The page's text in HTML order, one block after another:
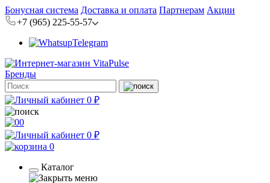
Бонусная система Доставка и оплата Партнерам Акции
+7 (965) 225-55-57
Telegram
Бренды
0 ₽
0
0 ₽
0
Каталог